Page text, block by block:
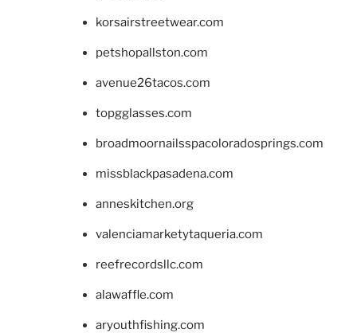
korsairstreetwear.com
petshopallston.com
avenue26tacos.com
topgglasses.com
broadmoornailsspacoloradosprings.com
missblackpasadena.com
anneskitchen.org
valenciamarketytaqueria.com
reefrecordsllc.com
alawaffle.com
aryouthfishing.com